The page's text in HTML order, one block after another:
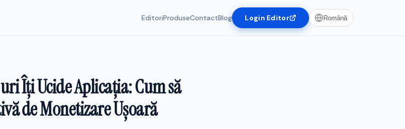
EditoriProduseContactBlog Login Editor Română
Îți Ucide Aplicația: Cum să
de Monetizare Ușoară